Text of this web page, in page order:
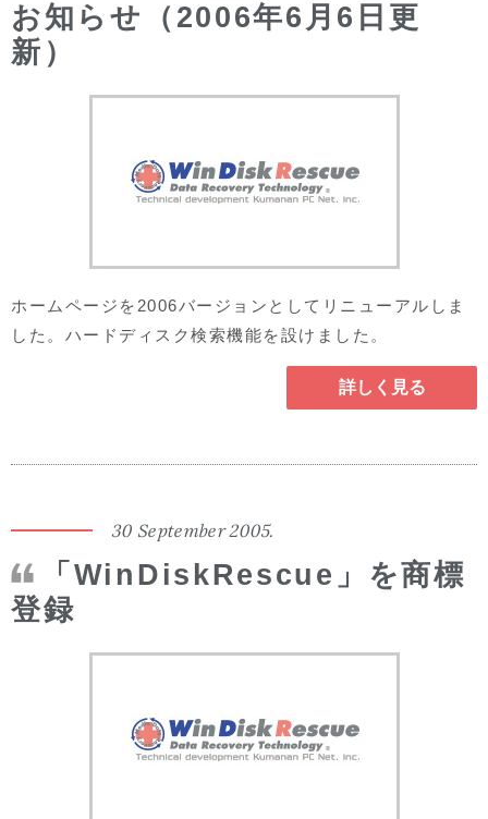
お知らせ（2006年6月6日更
新）
ホームページを2006バージョンとしてリニューアルしま
した。ハードディスク検索機能を設けました。
詳しく見る
30 September 2005.
「WinDiskRescue」を商標
登録